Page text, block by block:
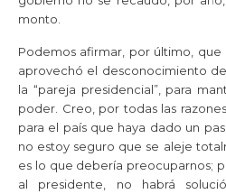
monto.
Podemos afirmar, por último, que
aprovechó el desconocimiento
la “pareja presidencial”, para
poder. Creo, por todas las
para el país que haya dado un
no estoy seguro que se aleje
es lo que debería preocuparnos;
al presidente, no habrá